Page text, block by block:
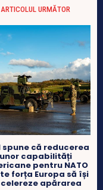
ARTICOLUL URMĂTOR
spune că reducerea
unor capabilități
pentru NATO
forța Europa să își
apărarea